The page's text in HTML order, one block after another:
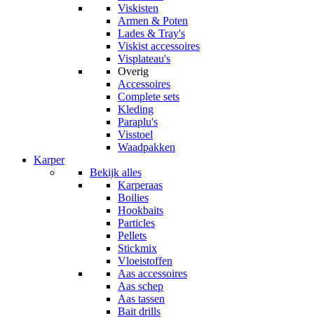
Viskisten
Armen & Poten
Lades & Tray's
Viskist accessoires
Visplateau's
Overig
Accessoires
Complete sets
Kleding
Paraplu's
Visstoel
Waadpakken
Karper
Bekijk alles
Karperaas
Boilies
Hookbaits
Particles
Pellets
Stickmix
Vloeistoffen
Aas accessoires
Aas schep
Aas tassen
Bait drills